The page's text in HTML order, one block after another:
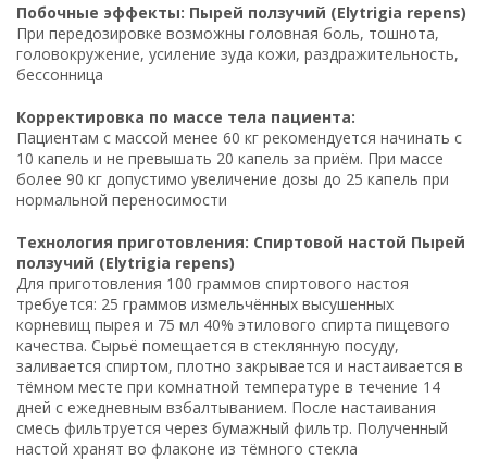
Побочные эффекты: Пырей ползучий (Elytrigia repens)
При передозировке возможны головная боль, тошнота,
головокружение, усиление зуда кожи, раздражительность,
бессонница
Корректировка по массе тела пациента:
Пациентам с массой менее 60 кг рекомендуется начинать с
10 капель и не превышать 20 капель за приём. При массе
более 90 кг допустимо увеличение дозы до 25 капель при
нормальной переносимости
Технология приготовления: Спиртовой настой Пырей
ползучий (Elytrigia repens)
Для приготовления 100 граммов спиртового настоя
требуется: 25 граммов измельчённых высушенных
корневищ пырея и 75 мл 40% этилового спирта пищевого
качества. Сырьё помещается в стеклянную посуду,
заливается спиртом, плотно закрывается и настаивается в
тёмном месте при комнатной температуре в течение 14
дней с ежедневным взбалтыванием. После настаивания
смесь фильтруется через бумажный фильтр. Полученный
настой хранят во флаконе из тёмного стекла